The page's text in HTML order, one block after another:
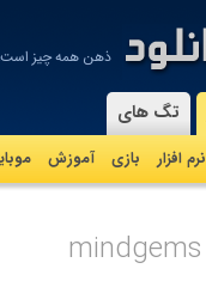
ذهن همه چیز
نرم افزار بازی آموزش
تگ های